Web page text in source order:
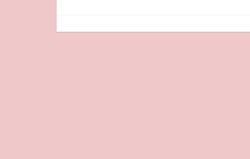
ゲ2025-08-10
miyu
おすすめ美容